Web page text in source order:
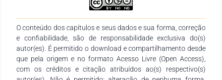
dos brasileiros, o que deve ser avaliado sob o ponto de vista
chave: Endividamento. Pandemia. Crédito. Microeconomia.
O conteúdo dos capítulos e seus dados e sua forma, correção
e confiabilidade, são de responsabilidade exclusiva do(s)
autor(es). É permitido o download e compartilhamento desde
que pela origem e no formato Acesso Livre (Open Access),
com os créditos e citação atribuídos ao(s) respectivo(s)